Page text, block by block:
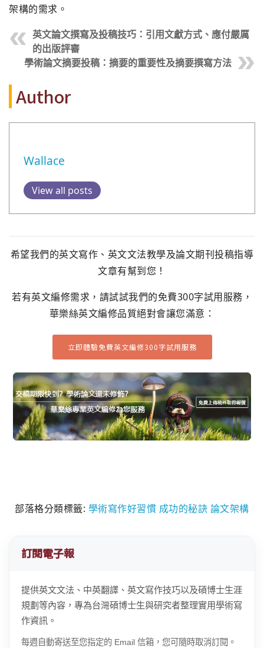
架構的需求。
英文論文撰寫及投稿技巧：引用文獻方式、應付嚴厲
的出版評審
學術論文摘要投稿：摘要的重要性及摘要撰寫方法
Author
Wallace
View all posts
希望我們的英文寫作、英文文法教學及論文期刊投稿指導
文章有幫到您！
若有英文編修需求，請試試我們的免費300字試用服務，
華樂絲英文編修品質絕對會讓您滿意：
立即體驗免費英文編修300字試用服務
部落格分類標籤: 學術寫作好習慣 成功的秘訣 論文架構
訂閱電子報
提供英文文法、中英翻譯、英文寫作技巧以及碩博士生涯
規劃等內容，專為台灣碩博士生與研究者整理實用學術寫
作資訊。
每週自動寄送至您指定的 Email 信箱，您可隨時取消訂閱。